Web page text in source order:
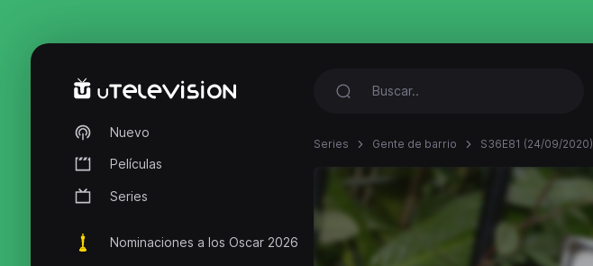
Nuevo
Películas
Series
Nominaciones a los Oscar 2026
Series Gente de barrio S36E81 (24/09/2020)